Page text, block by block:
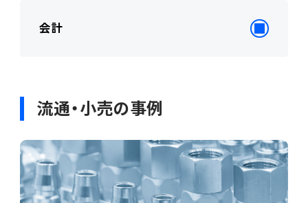
会計
流通・小売の事例